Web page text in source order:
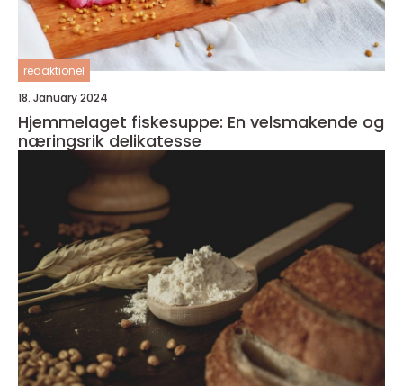
redaktionel
18. January 2024
Hjemmelaget fiskesuppe: En velsmakende og
næringsrik delikatesse